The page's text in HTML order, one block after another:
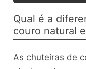
Qual é a
couro natural
As chuteiras de